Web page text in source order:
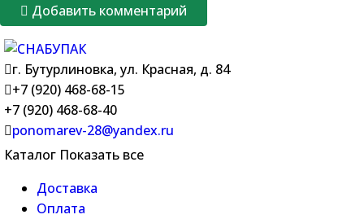
Добавить комментарий
г. Бутурлиновка, ул. Красная, д. 84
+7 (920) 468-68-15
+7 (920) 468-68-40
ponomarev-28@yandex.ru
Каталог Показать все
Доставка
Оплата